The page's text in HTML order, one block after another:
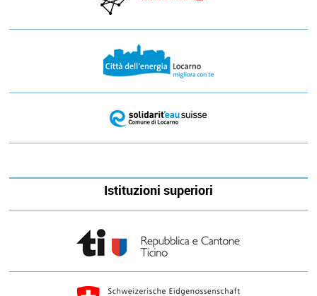
Istituzioni superiori